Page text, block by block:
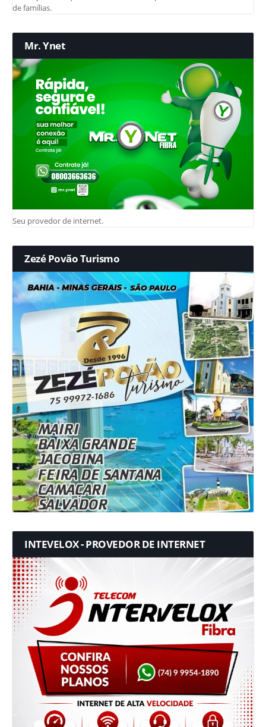
de famílias.
Mr. Ynet
Seu provedor de internet.
Zezé Povão Turismo
INTEVELOX - PROVEDOR DE INTERNET